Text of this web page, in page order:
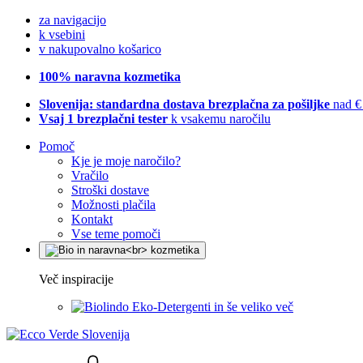
za navigacijo
k vsebini
v nakupovalno košarico
100% naravna kozmetika
Slovenija: standardna dostava brezplačna za pošiljke nad
Vsaj 1 brezplačni tester k vsakemu naročilu
Pomoč
Kje je moje naročilo?
Vračilo
Stroški dostave
Možnosti plačila
Kontakt
Vse teme pomoči
Več inspiracije
Eko-Detergenti in še veliko več